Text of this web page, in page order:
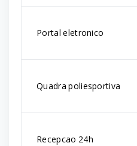
Portal eletronico
Quadra poliesportiva
Recepcao 24h